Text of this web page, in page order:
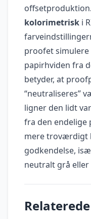
kolorimetrisk i
proofet
papirhviden fra
betyder, at
“neutraliseres”
ligner den lidt
fra den endelige
mere troværdigt
godkendelse,
neutralt grå